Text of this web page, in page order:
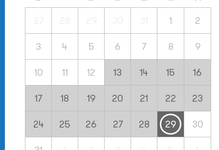
1 2
3 4 5 6 7 8 9
10 11 12 13 14 15 16
17 18 19 20 21 22 23
24 25 26 27 28 29 30